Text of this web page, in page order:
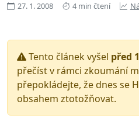
27. 1. 2008 4 min čtení
Tento článek vyšel před
přečíst v rámci zkoumání
přepokládejte, že dnes se
obsahem ztotožňovat.